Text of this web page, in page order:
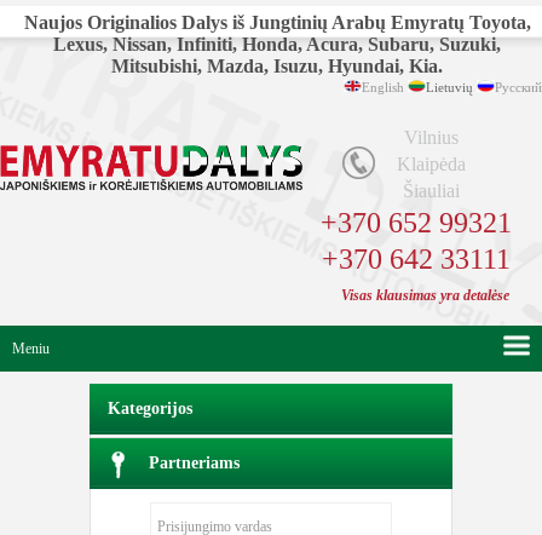
Naujos Originalios Dalys iš Jungtinių Arabų Emyratų Toyota,
Lexus, Nissan, Infiniti, Honda, Acura, Subaru, Suzuki,
Mitsubishi, Mazda, Isuzu, Hyundai, Kia.
English Lietuvių Русский
Vilnius
Klaipėda
Šiauliai
+370 652 99321
+370 642 33111
Visas klausimas yra detalėse
Meniu
Kategorijos
Partneriams